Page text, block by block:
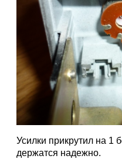
Усилки прикрутил на 1
держатся надежно.